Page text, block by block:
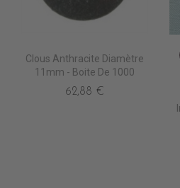
Clous Anthracite Diamètre
11mm - Boite De 1000
62,88 €